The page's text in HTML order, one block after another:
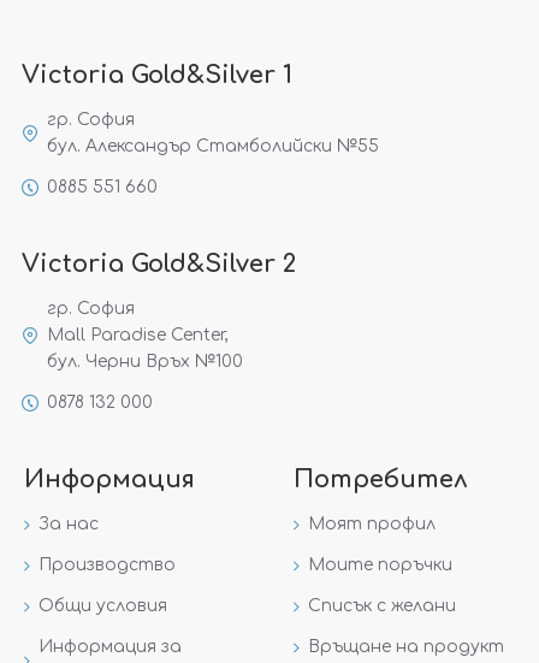
Victoria Gold&Silver 1
гр. София
бул. Александър Стамболийски №55
0885 551 660
Victoria Gold&Silver 2
гр. София
Mall Paradise Center,
бул. Черни Връх №100
0878 132 000
Информация
За нас
Производство
Общи условия
Информация за
Потребител
Моят профил
Моите поръчки
Списък с желани
Връщане на продукт